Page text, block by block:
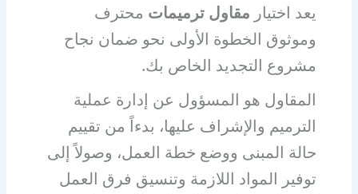
يعد اختيار مقاول ترميمات محترف
وموثوق الخطوة الأولى نحو ضمان نجاح
مشروع التجديد الخاص بك.
المقاول هو المسؤول عن إدارة عملية
الترميم والإشراف عليها، بدءاً من تقييم
حالة المبنى ووضع خطة العمل، وصولاً إلى
توفير المواد اللازمة وتنسيق فرق العمل